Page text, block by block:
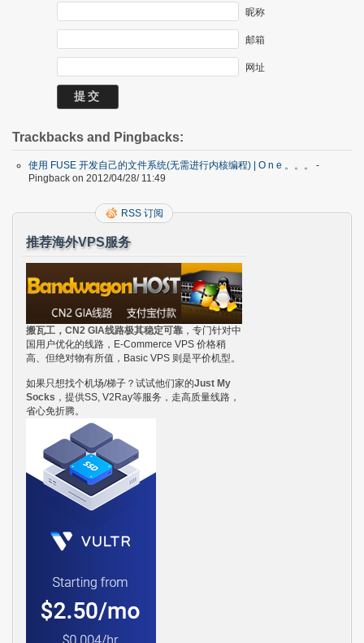
昵称
邮箱
网址
Trackbacks and Pingbacks:
使用 FUSE 开发自己的文件系统(无需进行内核编程) | O n e 。。。
-
Pingback on 2012/04/28/ 11:49
RSS 订阅
推荐海外VPS服务
搬瓦工，CN2 GIA线路极其稳定可靠 ，专门针对中
国用户优化的线路，E-Commerce VPS 价格稍
高、但绝对物有所值，Basic VPS 则是平价机型。
如果只想找个机场/梯子？试试他们家的Just My
Socks ，提供SS, V2Ray等服务，走高质量线路，
省心免折腾。